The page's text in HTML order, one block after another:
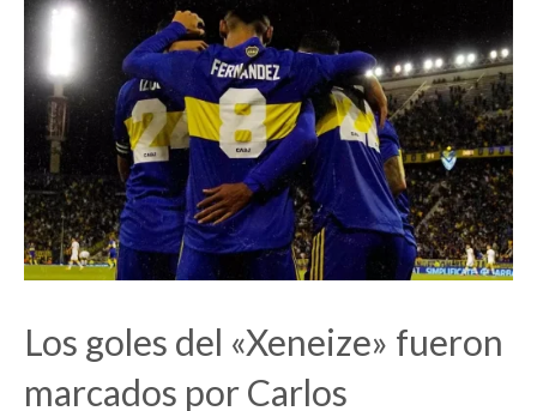
Los goles del «Xeneize» fueron
marcados por Carlos